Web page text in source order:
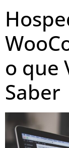
o que
Saber